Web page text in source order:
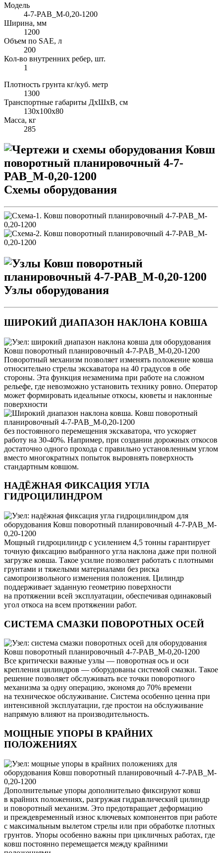
Модель
4-7-PAB_M-0,20-1200
Ширина, мм
1200
Объем по SAE, л
200
Кол-во внутренних ребер, шт.
1
Плотность грунта кг/куб. метр
1300
Транспортные габариты ДхШхВ, см
130х100х80
Масса, кг
285
Схемы оборудования
Узлы оборудования
ШИРОКИЙ ДИАПАЗОН НАКЛОНА КОВША
Поворотный механизм позволяет изменять положение ковша
относительно стрелы экскаватора на 40 градусов в обе
стороны. Эта функция незаменима при работе на сложном
рельефе, где невозможно установить технику ровно. Оператор
может формировать идеальные откосы, кюветы и наклонные
поверхности
без постоянного перемещения экскаватора, что ускоряет
работу на 30-40%. Например, при создании дорожных откосов
достаточно одного прохода с правильно установленным углом
вместо многократных попыток выровнять поверхность
стандартным ковшом.
НАДЁЖНАЯ ФИКСАЦИЯ УГЛА
ГИДРОЦИЛИНДРОМ
Мощный гидроцилиндр с усилением 4,5 тонны гарантирует
точную фиксацию выбранного угла наклона даже при полной
загрузке ковша. Такое усилие позволяет работать с плотными
грунтами и тяжелыми материалами без риска
самопроизвольного изменения положения. Цилиндр
поддерживает заданную геометрию поверхности
на протяжении всей эксплуатации, обеспечивая одинаковый
угол откоса на всем протяжении работ.
СИСТЕМА СМАЗКИ ПОВОРОТНЫХ ОСЕЙ
Все критически важные узлы — поворотная ось и оси
крепления цилиндров — оборудованы системой смазки. Такое
решение позволяет обслуживать все точки поворотного
механизма за одну операцию, экономя до 70% времени
на техническое обслуживание. Система особенно ценна при
интенсивной эксплуатации, где простои на обслуживание
напрямую влияют на производительность.
МОЩНЫЕ УПОРЫ В КРАЙНИХ
ПОЛОЖЕНИЯХ
Дополнительные упоры дополнительно фиксируют ковш
в крайних положениях, разгружая гидравлический цилиндр
и поворотный механизм. Это предотвращает деформацию
и преждевременный износ ключевых компонентов при работе
с максимальным вылетом стрелы или при обработке плотных
грунтов. Упоры особенно важны при цикличных работах, где
ковш постоянно перемещается между крайними